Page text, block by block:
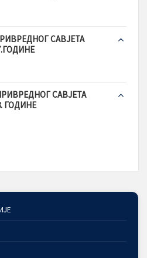
САВЈЕТА
САВЈЕТА
ГОДИНЕ